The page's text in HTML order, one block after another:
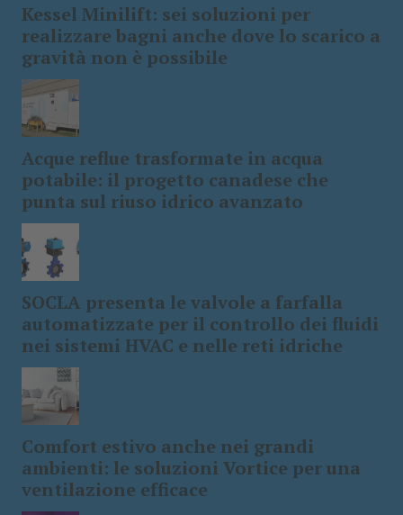
Kessel Minilift: sei soluzioni per
realizzare bagni anche dove lo scarico a
gravità non è possibile
Acque reflue trasformate in acqua
potabile: il progetto canadese che
punta sul riuso idrico avanzato
SOCLA presenta le valvole a farfalla
automatizzate per il controllo dei fluidi
nei sistemi HVAC e nelle reti idriche
Comfort estivo anche nei grandi
ambienti: le soluzioni Vortice per una
ventilazione efficace